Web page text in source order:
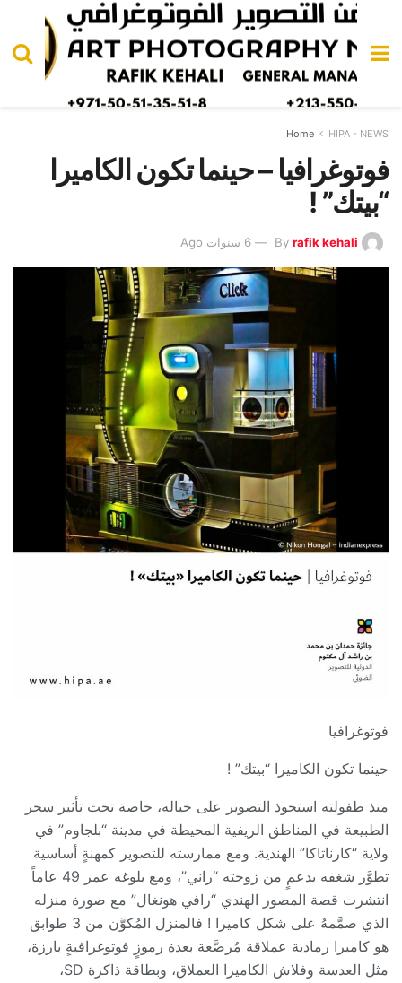
Home HIPA - NEWS
فوتوغرافيا – حينما تكون الكاميرا
“بيتك” !
By rafik kehali 6 سنوات Ago
فوتوغرافيا
حينما تكون الكاميرا “بيتك” !
منذ طفولته استحوذ التصوير على خياله، خاصة تحت تأثير سحر
الطبيعة في المناطق الريفية المحيطة في مدينة “بلجاوم” في
ولاية “كارناتاكا” الهندية. ومع ممارسته للتصوير كمهنةٍ أساسية
تطوَّر شغفه بدعمٍ من زوجته “راني”، ومع بلوغه عمر 49 عاماً
انتشرت قصة المصور الهندي “رافي هونغال” مع صورة منزله
الذي صمَّمهُ على شكل كاميرا ! فالمنزل المُكوَّن من 3 طوابق
هو كاميرا رمادية عملاقة مُرصَّعة بعدة رموزٍ فوتوغرافيةٍ بارزة،
مثل العدسة وفلاش الكاميرا العملاق، وبطاقة ذاكرة SD،